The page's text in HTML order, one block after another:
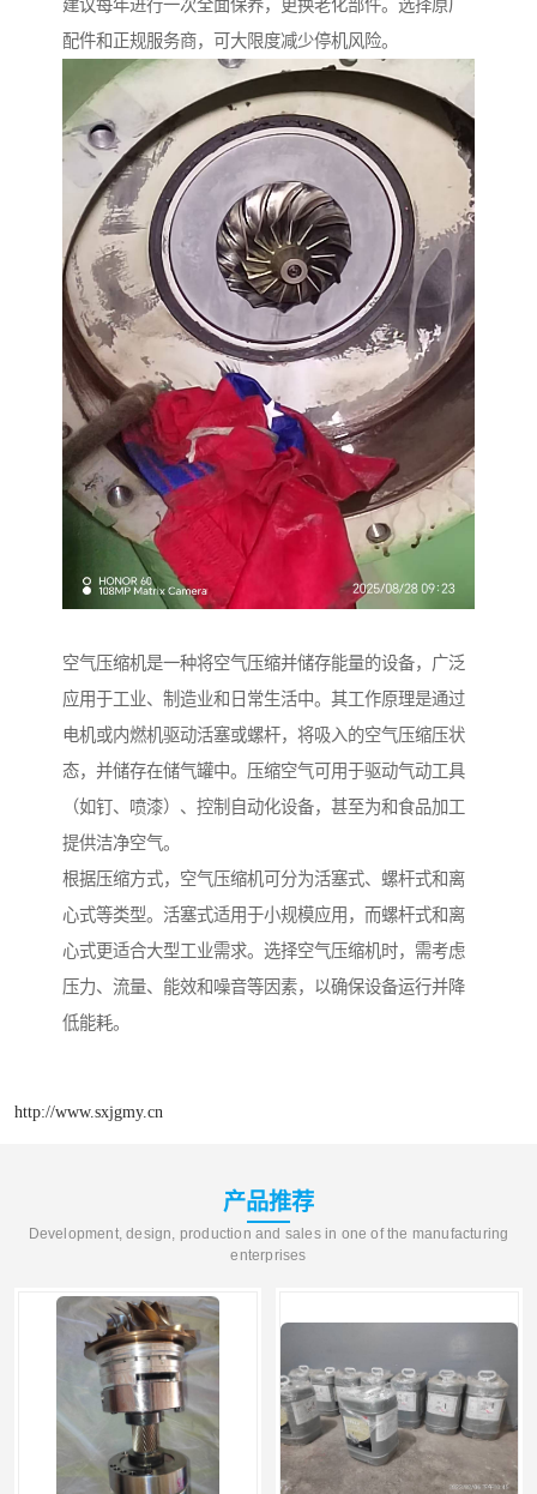
建议每年进行一次全面保养，更换老化部件。选择原厂
配件和正规服务商，可大限度减少停机风险。
空气压缩机是一种将空气压缩并储存能量的设备，广泛
应用于工业、制造业和日常生活中。其工作原理是通过
电机或内燃机驱动活塞或螺杆，将吸入的空气压缩压状
态，并储存在储气罐中。压缩空气可用于驱动气动工具
（如钉、喷漆）、控制自动化设备，甚至为和食品加工
提供洁净空气。
根据压缩方式，空气压缩机可分为活塞式、螺杆式和离
心式等类型。活塞式适用于小规模应用，而螺杆式和离
心式更适合大型工业需求。选择空气压缩机时，需考虑
压力、流量、能效和噪音等因素，以确保设备运行并降
低能耗。
http://www.sxjgmy.cn
产品推荐
Development, design, production and sales in one of the manufacturing
enterprises